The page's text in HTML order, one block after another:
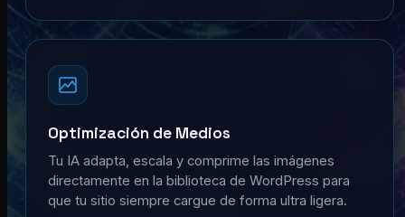
Optimización de Medios
Tu IA adapta, escala y comprime las imágenes
directamente en la biblioteca de WordPress para
que tu sitio siempre cargue de forma ultra ligera.